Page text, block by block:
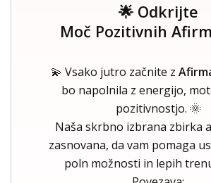
🌟 Odkrijte
Moč Pozitivnih
💫 Vsako jutro začnite z
bo napolnila z energijo,
pozitivnostjo. 🌞
Naša skrbno izbrana zbirka
zasnovana, da vam pomaga
poln možnosti in lepih